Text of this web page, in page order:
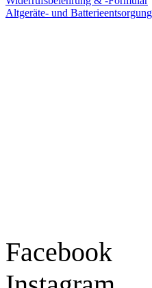
Altgeräte- und Batterieentsorgung
Facebook